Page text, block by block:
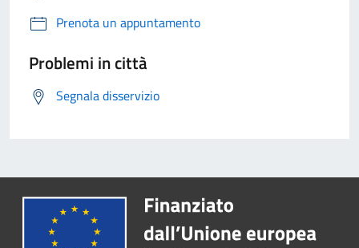
Prenota un appuntamento
Problemi in città
Segnala disservizio